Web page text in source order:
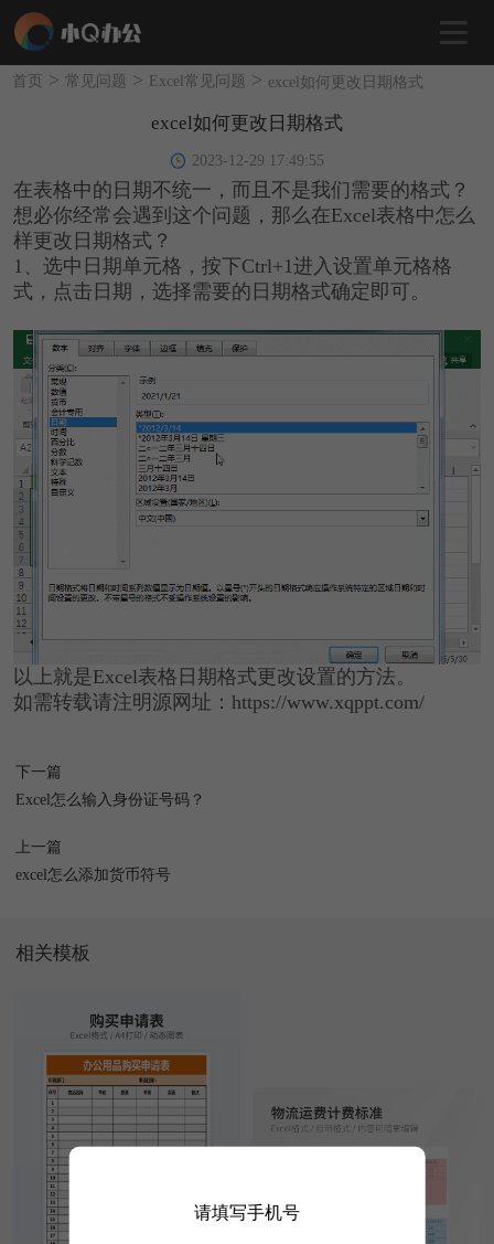
首页 > 常见问题 > Excel常见问题 > excel如何更改日期格式
excel如何更改日期格式
2023-12-29 17:49:55
在表格中的日期不统一，而且不是我们需要的格式？
想必你经常会遇到这个问题，那么在Excel表格中怎么
样更改日期格式？
1、选中日期单元格，按下Ctrl+1进入设置单元格格
式，点击日期，选择需要的日期格式确定即可。
以上就是Excel表格日期格式更改设置的方法。
如需转载请注明源网址：https://www.xqppt.com/
下一篇
Excel怎么输入身份证号码？
上一篇
excel怎么添加货币符号
相关模板
请填写手机号